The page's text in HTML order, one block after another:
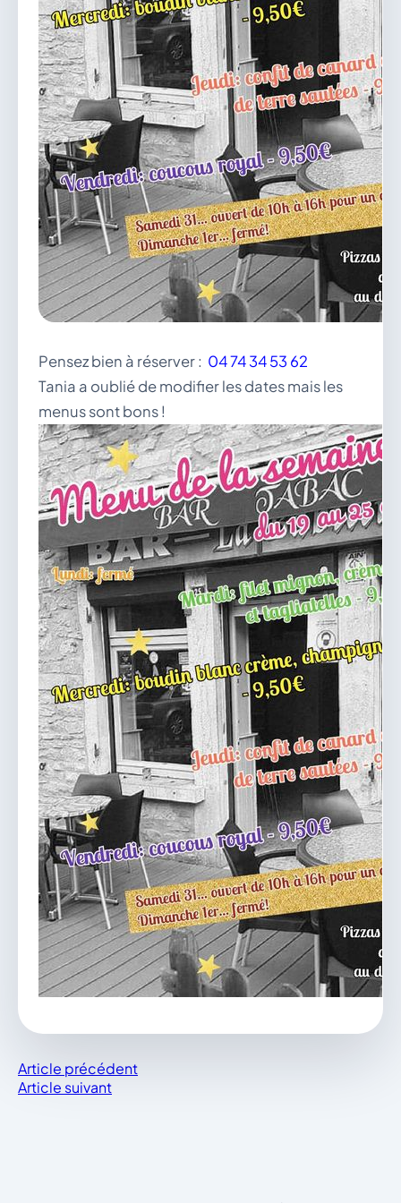
vous.
04 74 38 22 78
mairie@douvres.fr
140 Place de la Babillière, 01500 Douvres
Contacter la mairie
Le guichet des associations
publier une annonce
Pensez bien à réserver : 04 74 34 53 62
Tania a oublié de modifier les dates mais les
menus sont bons !
Article précédent
Article suivant